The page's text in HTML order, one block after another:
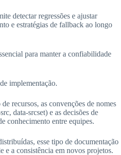
detectar regressões e ajustar
e estratégias de fallback ao longo
para manter a confiabilidade
implementação.
recursos, as convenções de nomes
data-srcset) e as decisões de
conhecimento entre equipes.
esse tipo de documentação
e a consistência em novos projetos.